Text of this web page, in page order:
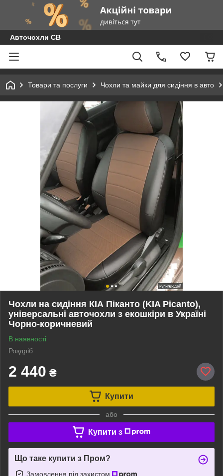
Авточохли СВ
Товари та послуги Чохли та майки для сидіння в авто
Чохли на сидіння КІА Піканто (KIA Picanto),
універсальні авточохли з екошкіри в Україні
Чорно-коричневий
В наявності
Роздріб
2 440 ₴
Купити
або
Купити з
Що таке купити з Пром?
Замовлення під захистом